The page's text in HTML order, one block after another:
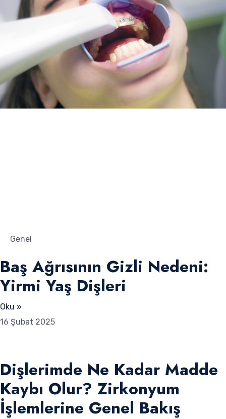
Genel
Baş Ağrısının Gizli Nedeni:
Yirmi Yaş Dişleri
Oku »
16 Şubat 2025
Dişlerimde Ne Kadar Madde
Kaybı Olur? Zirkonyum
İşlemlerine Genel Bakış